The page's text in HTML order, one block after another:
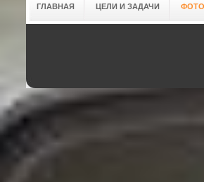
ГЛАВНАЯ ЦЕЛИ И ЗАДАЧИ